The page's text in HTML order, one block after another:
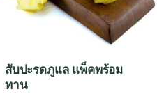
สับปะรดภูแล แพ็คพร้อม
ทาน